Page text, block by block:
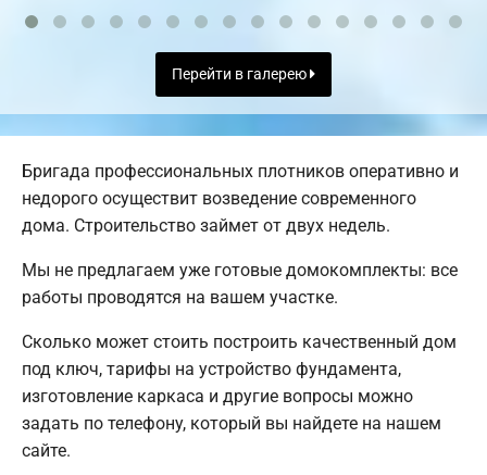
Перейти в галерею
Бригада профессиональных плотников оперативно и
недорого осуществит возведение современного
дома. Строительство займет от двух недель.
Мы не предлагаем уже готовые домокомплекты: все
работы проводятся на вашем участке.
Сколько может стоить построить качественный дом
под ключ, тарифы на устройство фундамента,
изготовление каркаса и другие вопросы можно
задать по телефону, который вы найдете на нашем
сайте.